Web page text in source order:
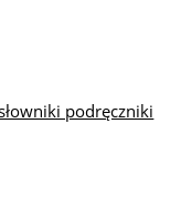
podręczniki